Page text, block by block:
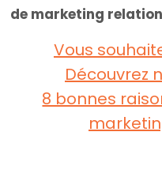
de marketing
Vous
Découvrez
8 bonnes